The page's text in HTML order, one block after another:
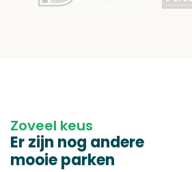
Zoveel keus
Er zijn nog andere
mooie parken